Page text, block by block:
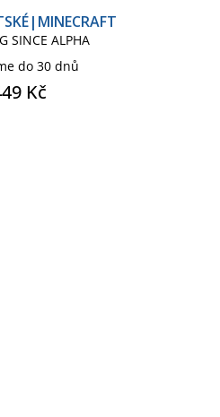
SINCE ALPHA
do 30 dnů
Kč